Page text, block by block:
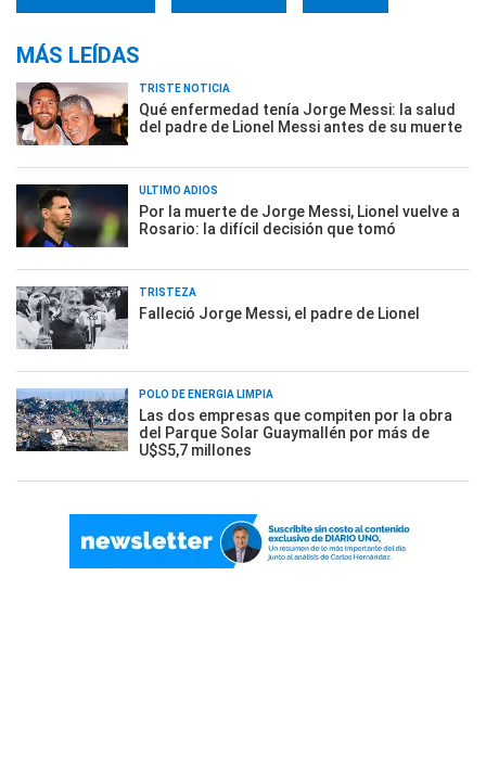
MÁS LEÍDAS
TRISTE NOTICIA
Qué enfermedad tenía Jorge Messi: la salud
del padre de Lionel Messi antes de su muerte
ÚLTIMO ADIÓS
Por la muerte de Jorge Messi, Lionel vuelve a
Rosario: la difícil decisión que tomó
TRISTEZA
Falleció Jorge Messi, el padre de Lionel
POLO DE ENERGÍA LIMPIA
Las dos empresas que compiten por la obra
del Parque Solar Guaymallén por más de
U$S5,7 millones